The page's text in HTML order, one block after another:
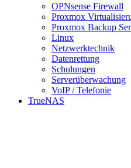
OPNsense Firewall
Proxmox
Proxmox Backup
Linux
Netzwerktechnik
Datenrettung
Schulungen
Serverüberwachung
VoIP / Telefonie
TrueNAS